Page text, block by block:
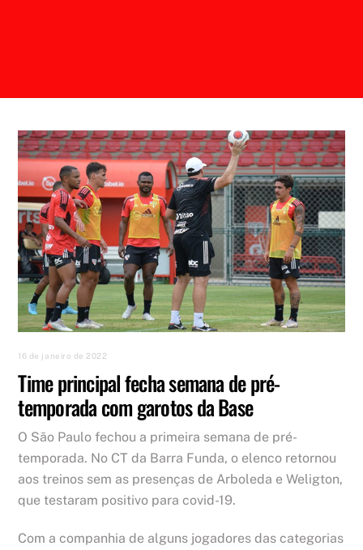
16 de janeiro de 2022
Time principal fecha semana de pré-
temporada com garotos da Base
O São Paulo fechou a primeira semana de pré-
temporada. No CT da Barra Funda, o elenco retornou
aos treinos sem as presenças de Arboleda e Weligton,
que testaram positivo para covid-19.
Com a companhia de alguns jogadores das categorias